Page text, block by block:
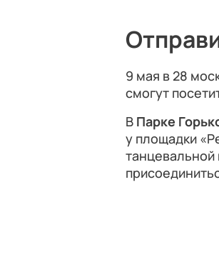
9 мая в 28
смогут
В Парке
у площадки